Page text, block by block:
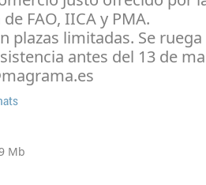
FAO, IICA y PMA.
plazas limitadas. Se ruega
antes del 13 de
Mb